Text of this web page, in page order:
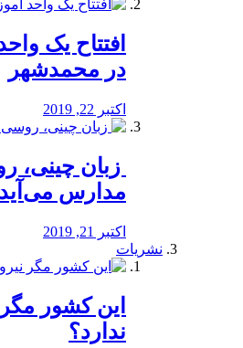
افتتاح یک
در محمدشهر
اکتبر 22, 2019
زبان چینی،
مدارس
اکتبر 21, 2019
نشریات
این کشور
ندارد؟